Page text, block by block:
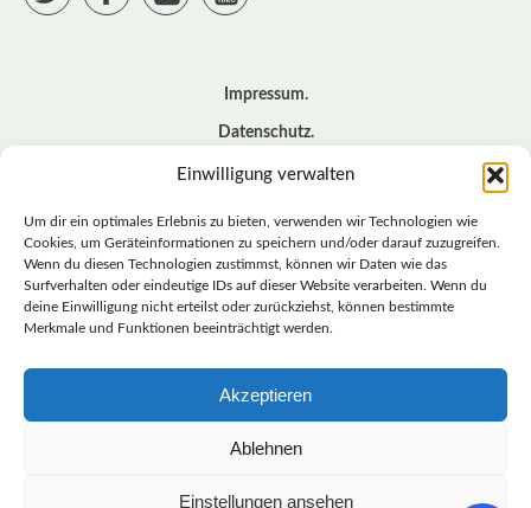
Einwilligung verwalten
Um dir ein optimales Erlebnis zu bieten, verwenden wir Technologien wie
Cookies, um Geräteinformationen zu speichern und/oder darauf zuzugreifen.
Wenn du diesen Technologien zustimmst, können wir Daten wie das
Surfverhalten oder eindeutige IDs auf dieser Website verarbeiten. Wenn du
deine Einwilligung nicht erteilst oder zurückziehst, können bestimmte
Merkmale und Funktionen beeinträchtigt werden.
Akzeptieren
Ablehnen
Einstellungen ansehen
Impressum
Datenschutz
Cookie – Richtlinie (EU)
© BASISDEMOKRATISCHE PARTEI DEUTSCHLAND *
LANDESVERBAND SACHSEN
LANDESVERBAND
SACHSEN | DIEBASIS
BASISDEMOKRATISCHE PARTEI DEUTSCHLAND –